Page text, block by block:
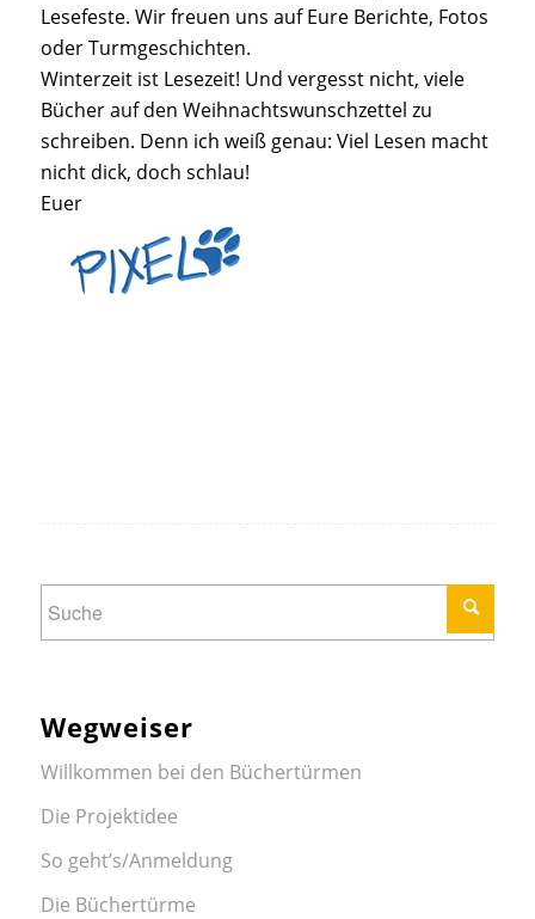
Lesefeste. Wir freuen uns auf Eure Berichte, Fotos
oder Turmgeschichten.
Winterzeit ist Lesezeit! Und vergesst nicht, viele
Bücher auf den Weihnachtswunschzettel zu
schreiben. Denn ich weiß genau: Viel Lesen macht
nicht dick, doch schlau!
Euer
Wegweiser
Willkommen bei den Büchertürmen
Die Projektidee
So geht’s/Anmeldung
Die Büchertürme